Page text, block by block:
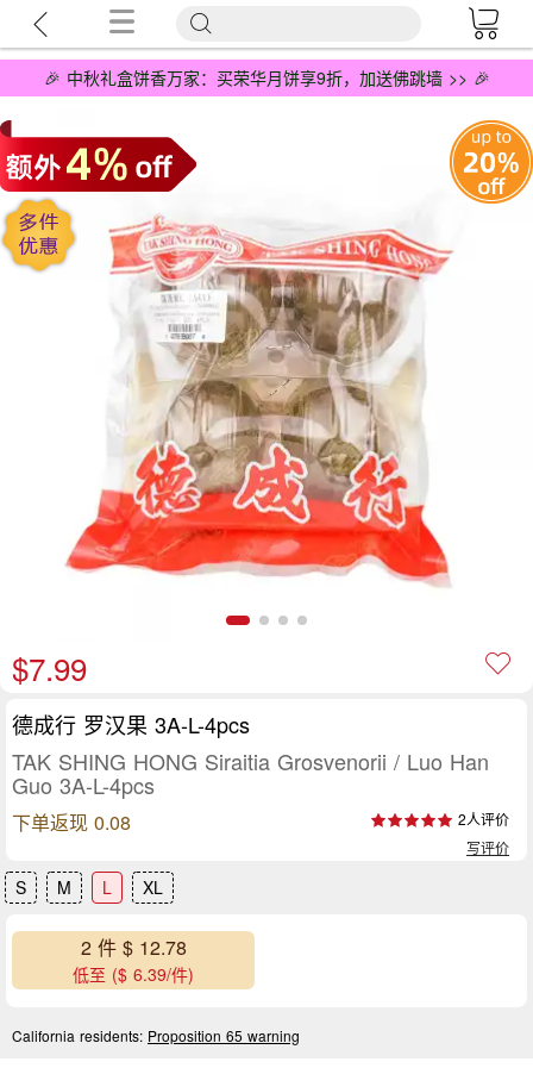
🎉 中秋礼盒饼香万家：买荣华月饼享9折，加送佛跳墙 >> 🎉
$7.99
德成行 罗汉果 3A-L-4pcs
TAK SHING HONG Siraitia Grosvenorii / Luo Han
Guo 3A-L-4pcs
下单返现 0.08
2人评价
写评价
S M L XL
2 件 $ 12.78
低至 ($ 6.39/件)
California residents: Proposition 65 warning